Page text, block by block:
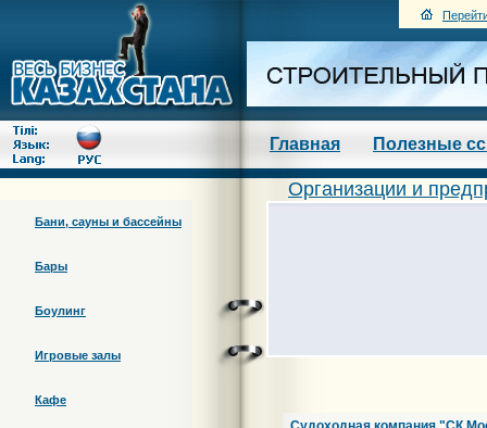
Главная Полезные
Бани, сауны и бассейны
Бары
Боулинг
Игровые залы
Кафе
Организации и